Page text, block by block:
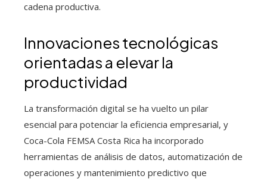
cadena productiva.
Innovaciones tecnológicas
orientadas a elevar la
productividad
La transformación digital se ha vuelto un pilar
esencial para potenciar la eficiencia empresarial, y
Coca-Cola FEMSA Costa Rica ha incorporado
herramientas de análisis de datos, automatización de
operaciones y mantenimiento predictivo que